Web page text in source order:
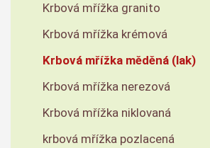
Krbová mřížka granito
Krbová mřížka krémová
Krbová mřížka měděná (lak)
Krbová mřížka nerezová
Krbová mřížka niklovaná
krbová mřížka pozlacená